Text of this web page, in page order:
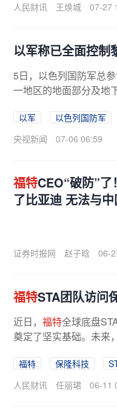
人民财讯
王焕城 07-27
以军称已全面控制
5日，以色列国防军总
一地区的地面部分及地
以军 以色列国防军
央视新闻
07-06 06:59
福特CEO“破防”
了比亚迪 无法与
证券时报网 赵子晗 06-
福特STA团队访问
近日， 福特全球底盘
奠定了坚实基础。未来
福特 保隆科技
人民财讯
任丽珺 06-11